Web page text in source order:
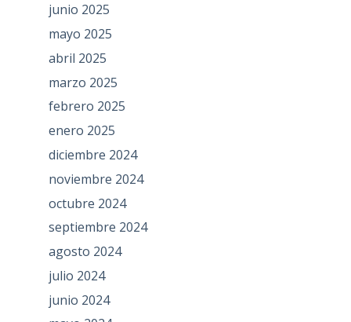
junio 2025
mayo 2025
abril 2025
marzo 2025
febrero 2025
enero 2025
diciembre 2024
noviembre 2024
octubre 2024
septiembre 2024
agosto 2024
julio 2024
junio 2024